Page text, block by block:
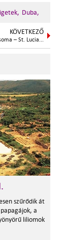
Duba,
KÖVETKEZŐ
– St. Lucia...
szűrődik át
a
liliomok